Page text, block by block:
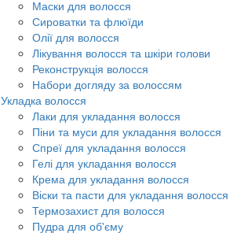
Маски для волосся
Сироватки та флюїди
Олії для волосся
Лікування волосся та шкіри голови
Реконструкція волосся
Набори догляду за волоссям
Укладка волосся
Лаки для укладання волосся
Піни та муси для укладання волосся
Спреї для укладання волосся
Гелі для укладання волосся
Крема для укладання волосся
Віски та пасти для укладання волосся
Термозахист для волосся
Пудра для об'єму